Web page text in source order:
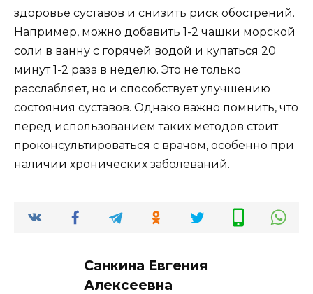
здоровье суставов и снизить риск обострений.
Например, можно добавить 1-2 чашки морской
соли в ванну с горячей водой и купаться 20
минут 1-2 раза в неделю. Это не только
расслабляет, но и способствует улучшению
состояния суставов. Однако важно помнить, что
перед использованием таких методов стоит
проконсультироваться с врачом, особенно при
наличии хронических заболеваний.
Санкина Евгения
Алексеевна